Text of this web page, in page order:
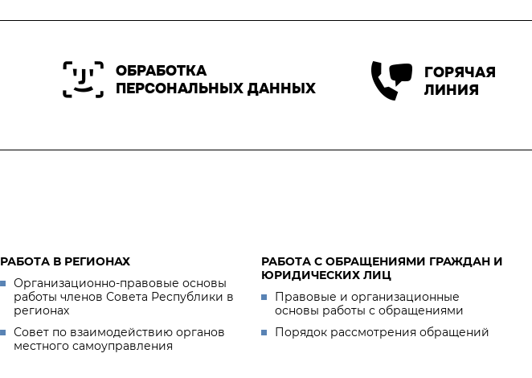
ОБРАБОТКА
ПЕРСОНАЛЬНЫХ ДАННЫХ
ГОРЯЧАЯ
ЛИНИЯ
РАБОТА В РЕГИОНАХ
Организационно-правовые основы
работы членов Совета Республики в
регионах
Совет по взаимодействию органов
местного самоуправления
РАБОТА С ОБРАЩЕНИЯМИ ГРАЖДАН И
ЮРИДИЧЕСКИХ ЛИЦ
Правовые и организационные
основы работы с обращениями
Порядок рассмотрения обращений